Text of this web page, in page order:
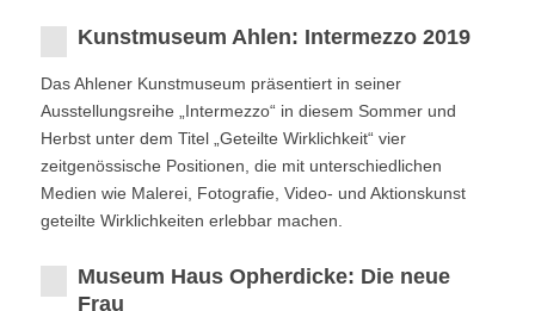
Kunstmuseum Ahlen: Intermezzo 2019
Das Ahlener Kunstmuseum präsentiert in seiner
Ausstellungsreihe „Intermezzo“ in diesem Sommer und
Herbst unter dem Titel „Geteilte Wirklichkeit“ vier
zeitgenössische Positionen, die mit unterschiedlichen
Medien wie Malerei, Fotografie, Video- und Aktionskunst
geteilte Wirklichkeiten erlebbar machen.
Museum Haus Opherdicke: Die neue
Frau